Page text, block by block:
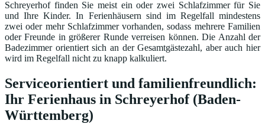
Schreyerhof finden Sie meist ein oder zwei Schlafzimmer für Sie
und Ihre Kinder. In Ferienhäusern sind im Regelfall mindestens
zwei oder mehr Schlafzimmer vorhanden, sodass mehrere Familien
oder Freunde in größerer Runde verreisen können. Die Anzahl der
Badezimmer orientiert sich an der Gesamtgästezahl, aber auch hier
wird im Regelfall nicht zu knapp kalkuliert.
Serviceorientiert und familienfreundlich:
Ihr Ferienhaus in Schreyerhof (Baden-
Württemberg)